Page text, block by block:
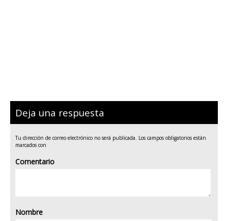
Deja una respuesta
Tu dirección de correo electrónico no será publicada. Los campos obligatorios están
marcados con
Comentario
Nombre